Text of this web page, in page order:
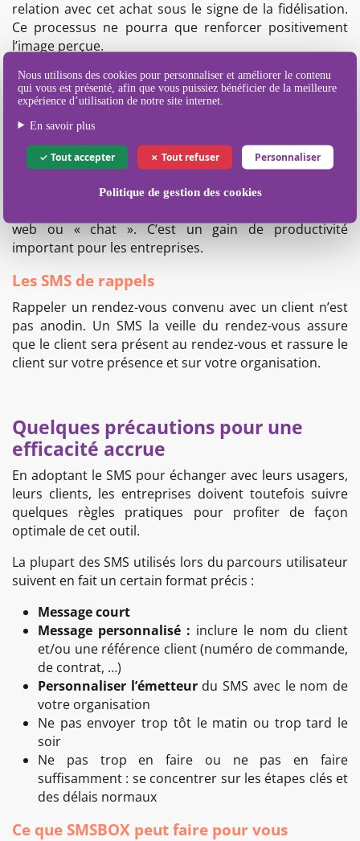
Nous utilisons des cookies pour personnaliser et améliorer le contenu
qui vous est présenté, afin que vous puissiez bénéficier de la meilleure
expérience d’utilisation de notre site internet.
En savoir plus
Tout accepter Tout refuser Personnaliser
Politique de gestion des cookies
relation avec cet achat sous le signe de la fidélisation.
Ce processus ne pourra que renforcer positivement
l’image perçue.
Les SMS de suivi
Le SMS de suivi est le canal idéal pour informer les
clients du résultat ou de l’état de leurs opérations
(devis, commandes,…) ou de leurs démarches
(réclamations, SAV, retours, …)
Les clients se sentent accompagnés. Ils évitent ainsi
web ou « chat ». C’est un gain de productivité
important pour les entreprises.
Les SMS de rappels
Rappeler un rendez-vous convenu avec un client n’est
pas anodin. Un SMS la veille du rendez-vous assure
que le client sera présent au rendez-vous et rassure le
client sur votre présence et sur votre organisation.
Quelques précautions pour une
efficacité accrue
En adoptant le SMS pour échanger avec leurs usagers,
leurs clients, les entreprises doivent toutefois suivre
quelques règles pratiques pour profiter de façon
optimale de cet outil.
La plupart des SMS utilisés lors du parcours utilisateur
suivent en fait un certain format précis :
Message court
Message personnalisé : inclure le nom du client
et/ou une référence client (numéro de commande,
de contrat, …)
Personnaliser l’émetteur du SMS avec le nom de
votre organisation
Ne pas envoyer trop tôt le matin ou trop tard le
soir
Ne pas trop en faire ou ne pas en faire
suffisamment : se concentrer sur les étapes clés et
des délais normaux
Ce que SMSBOX peut faire pour vous